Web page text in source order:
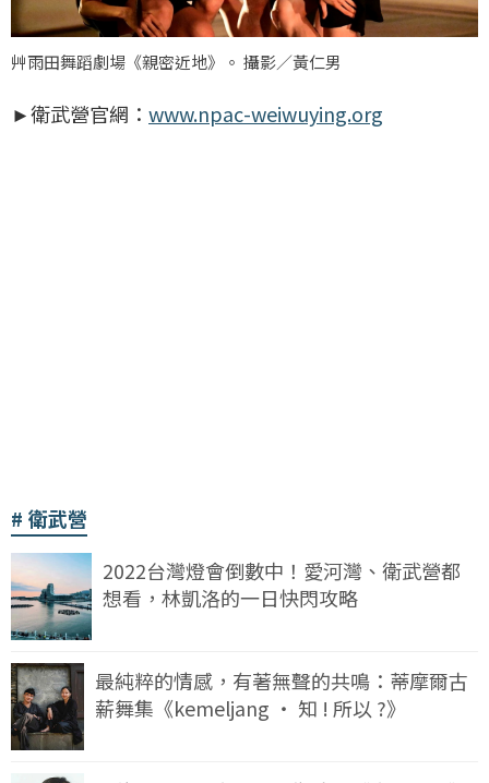
艸雨田舞蹈劇場《親密近地》。 攝影／黃仁男
►衛武營官網： www.npac-weiwuying.org
衛武營
2022台灣燈會倒數中！愛河灣、衛武營都
想看，林凱洛的一日快閃攻略
最純粹的情感，有著無聲的共鳴：蒂摩爾古
薪舞集《kemeljang ‧ 知 ! 所以 ?》